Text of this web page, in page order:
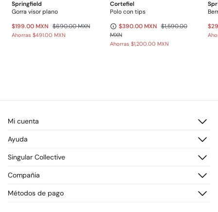
Springfield
Gorra visor plano
$199.00 MXN $690.00 MXN
Ahorras $491.00 MXN
Cortefiel
Polo con tips
$390.00 MXN $1,590.00
MXN
Ahorras $1,200.00 MXN
Mi cuenta
Registrarme
Direcciones de envío
Ayuda
Preguntas frecuentes
Envío
Promociones vigentes
Singular Collective
¡Únete!
Compañia
Métodos de pago